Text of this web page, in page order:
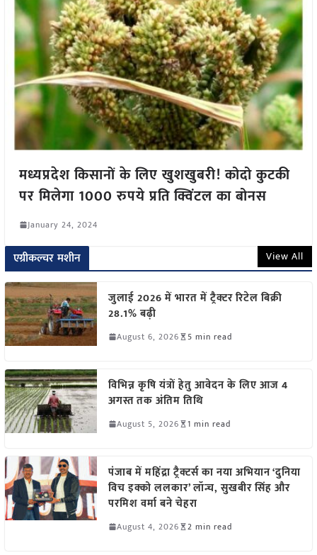
मध्यप्रदेश किसानों के लिए खुशखुबरी! कोदो कुटकी
पर मिलेगा 1000 रुपये प्रति क्विंटल का बोनस
January 24, 2024
एग्रीकल्चर मशीन View All
जुलाई 2026 में भारत में ट्रैक्टर रिटेल बिक्री
28.1% बढ़ी
August 6, 2026 5 min read
विभिन्न कृषि यंत्रों हेतु आवेदन के लिए आज 4
अगस्त तक अंतिम तिथि
August 5, 2026 1 min read
पंजाब में महिंद्रा ट्रैक्टर्स का नया अभियान ‘दुनिया
विच इक्को ललकार’ लॉन्च, सुखबीर सिंह और
परमिश वर्मा बने चेहरा
August 4, 2026 2 min read